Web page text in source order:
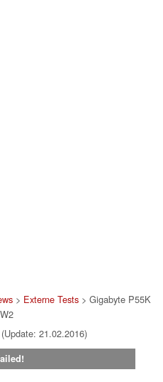
> Externe Tests> Gigabyte P55K
21.02.2016)